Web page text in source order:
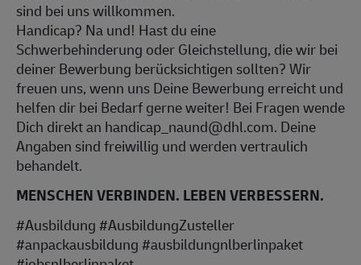
sind bei uns willkommen.
Handicap? Na und! Hast du eine
Schwerbehinderung oder Gleichstellung, die wir bei
deiner Bewerbung berücksichtigen sollten? Wir
freuen uns, wenn uns Deine Bewerbung erreicht und
helfen dir bei Bedarf gerne weiter! Bei Fragen wende
Dich direkt an handicap_naund@dhl.com. Deine
Angaben sind freiwillig und werden vertraulich
behandelt.
MENSCHEN VERBINDEN. LEBEN VERBESSERN.
#Ausbildung #AusbildungZusteller
#anpackausbildung #ausbildungnlberlinpaket